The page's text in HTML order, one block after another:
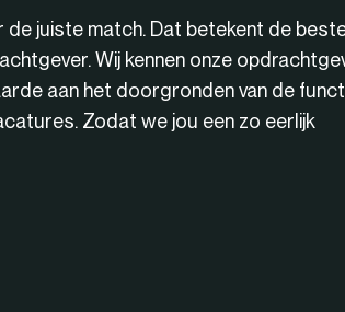
juiste match. Dat betekent de
Wij kennen onze
aan het doorgronden van de
Zodat we jou een zo eerlijk